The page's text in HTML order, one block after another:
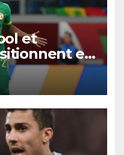
et
en
Ibrahim